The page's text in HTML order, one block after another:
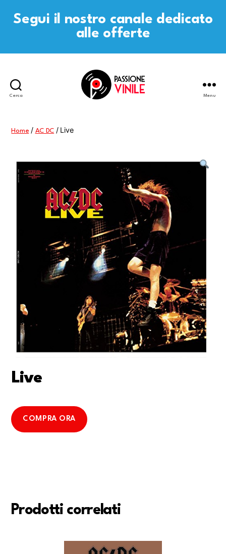
Segui il nostro canale dedicato
alle offerte
Cerca Menu
Home / AC DC / Live
Live
COMPRA ORA
Prodotti correlati